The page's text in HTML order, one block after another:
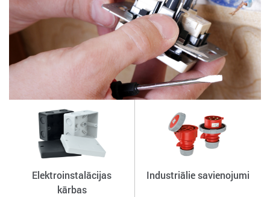
Elektroinstalācijas
kārbas
Industriālie savienojumi